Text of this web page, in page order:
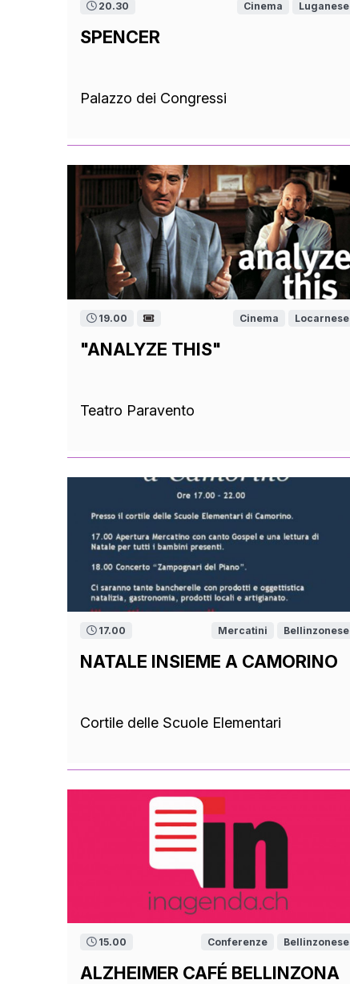
20.30 Cinema Luganese
SPENCER
Palazzo dei Congressi
19.00 Cinema Locarnese
"ANALYZE THIS"
Teatro Paravento
17.00 Mercatini Bellinzonese
NATALE INSIEME A CAMORINO
Cortile delle Scuole Elementari
15.00 Conferenze Bellinzonese
ALZHEIMER CAFÉ BELLINZONA